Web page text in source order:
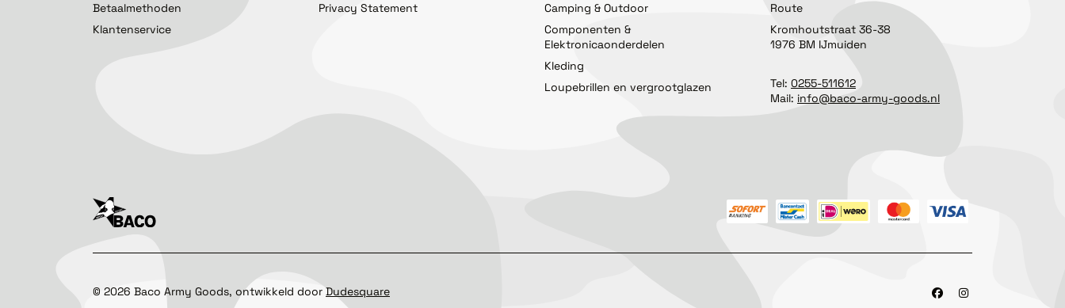
Betaalmethoden
Klantenservice
Privacy Statement
Camping & Outdoor
Componenten &
Elektronicaonderdelen
Kleding
Loupebrillen en vergrootglazen
Route
Kromhoutstraat 36-38
1976 BM IJmuiden
Tel: 0255-511612
Mail: info@baco-army-goods.nl
© 2026 Baco Army Goods, ontwikkeld doorDudesquare